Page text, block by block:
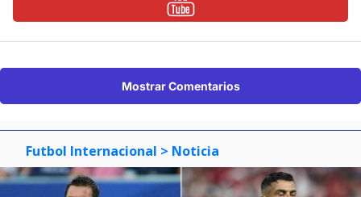
Mostrar Comentarios
Futbol Internacional > Noticia